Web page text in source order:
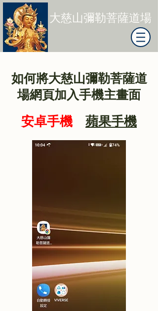
大慈山彌勒菩薩道場
如何將大慈山彌勒菩薩道
場網頁加入手機主畫面
安卓手機
蘋果手機